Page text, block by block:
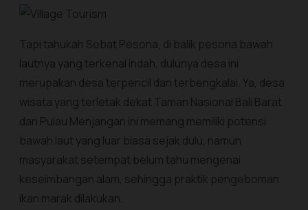
Tapi tahukah Sobat Pesona, di balik pesona bawah
lautnya yang terkenal indah, dulunya desa ini
merupakan desa terpencil dan terbengkalai. Ya, desa
wisata yang terletak dekat Taman Nasional Bali Barat
dan Pulau Menjangan ini memang memiliki potensi
bawah laut yang luar biasa sejak dulu, namun
masyarakat setempat belum tahu mengenai
keseimbangan alam, sehingga praktik pengeboman
ikan marak dilakukan.